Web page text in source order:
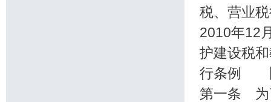
税、营业
2010年12
护建设税
行条例
第一条 为